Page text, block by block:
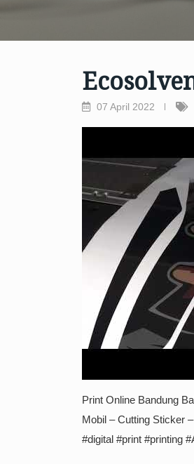
07 April 2022
Print Online Bandung
Mobil – Cutting Sticker
#digital #print #printing